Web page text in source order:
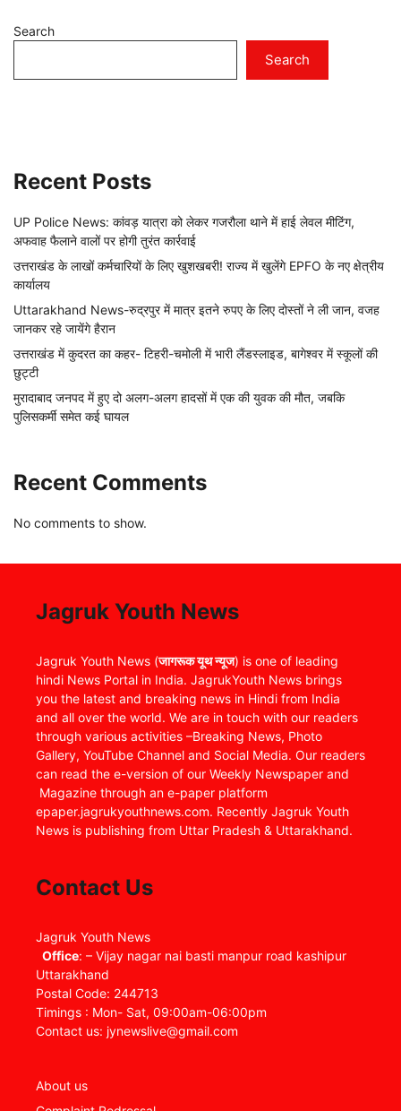
Search
Search
Recent Posts
UP Police News: कांवड़ यात्रा को लेकर गजरौला थाने में हाई लेवल मीटिंग,
अफवाह फैलाने वालों पर होगी तुरंत कार्रवाई
उत्तराखंड के लाखों कर्मचारियों के लिए खुशखबरी! राज्य में खुलेंगे EPFO के नए क्षेत्रीय
कार्यालय
Uttarakhand News-रुद्रपुर में मात्र इतने रुपए के लिए दोस्तों ने ली जान, वजह
जानकर रहे जायेंगे हैरान
उत्तराखंड में कुदरत का कहर- टिहरी-चमोली में भारी लैंडस्लाइड, बागेश्वर में स्कूलों की
छुट्टी
मुरादाबाद जनपद में हुए दो अलग-अलग हादसों में एक की युवक की मौत, जबकि
पुलिसकर्मी समेत कई घायल
Recent Comments
No comments to show.
Jagruk Youth News
Jagruk Youth News (जागरूक यूथ न्यूज) is one of leading
hindi News Portal in India. JagrukYouth News brings
you the latest and breaking news in Hindi from India
and all over the world. We are in touch with our readers
through various activities –Breaking News, Photo
Gallery, YouTube Channel and Social Media. Our readers
can read the e-version of our Weekly Newspaper and
Magazine through an e-paper platform
epaper.jagrukyouthnews.com. Recently Jagruk Youth
News is publishing from Uttar Pradesh & Uttarakhand.
Contact Us
Jagruk Youth News
Office: – Vijay nagar nai basti manpur road kashipur
Uttarakhand
Postal Code: 244713
Timings : Mon- Sat, 09:00am-06:00pm
Contact us: jynewslive@gmail.com
About us